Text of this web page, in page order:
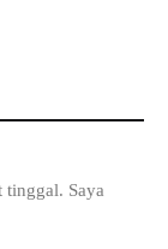
tinggal. Saya